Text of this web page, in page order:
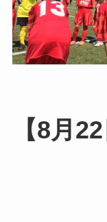
【8月22